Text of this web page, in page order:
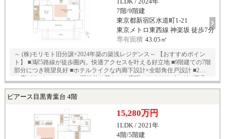
7階/9階建
東京都新宿区水道町1-21
東京メトロ東西線 神楽坂 徒歩7分
専有面積 43.05㎡
～ (株)モリモト旧分譲×2024年築の築浅レジデンス～ 【おすすめポイン
ト】 ■3駅5路線が徒歩圏内。快適アクセスを叶える好立地 ■9階建ての7階
部分につき眺望良好 ■ホテルライクな内廊下設計×全邸角住戸設計 ■2段
に広がるバルコニーで、開放的な暮らしを実現 ■ワイドリビングで家具
廊下が少ない設計のため、無駄のない間取り 【充実の設備・仕様】 □床
イレ □浴室暖房乾燥機 □ペア複層ガラス □24時間セキュリティシステム
□TVモニター付インターフォン □宅配ボックス □高級感あるタイル貼り
（玄関・廊下）
ピアース目黒青葉台 4階
15,280万円
1LDK / 2021年
4階/5階建